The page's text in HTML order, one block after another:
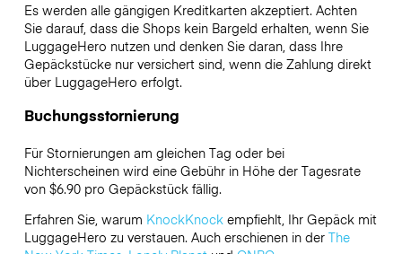
Es werden alle gängigen Kreditkarten akzeptiert. Achten
Sie darauf, dass die Shops kein Bargeld erhalten, wenn Sie
LuggageHero nutzen und denken Sie daran, dass Ihre
Gepäckstücke nur versichert sind, wenn die Zahlung direkt
über LuggageHero erfolgt.
Buchungsstornierung
Für Stornierungen am gleichen Tag oder bei
Nichterscheinen wird eine Gebühr in Höhe der Tagesrate
von $6.90 pro Gepäckstück fällig.
Erfahren Sie, warum KnockKnockempfiehlt, Ihr Gepäck mit
LuggageHero zu verstauen. Auch erschienen in der The